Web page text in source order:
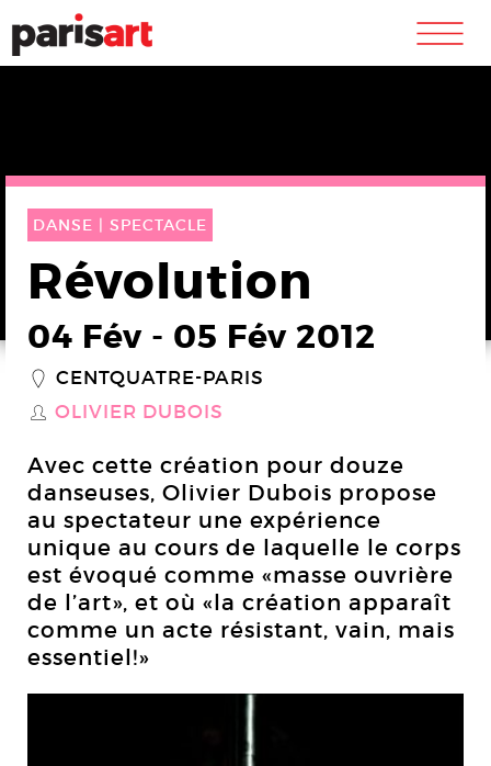
m
DANSE | SPECTACLE
Révolution
04 Fév - 05 Fév 2012
_ CENTQUATRE-PARIS
S OLIVIER DUBOIS
Avec cette création pour douze
danseuses, Olivier Dubois propose
au spectateur une expérience
unique au cours de laquelle le corps
est évoqué comme «masse ouvrière
de l’art», et où «la création apparaît
comme un acte résistant, vain, mais
essentiel!»